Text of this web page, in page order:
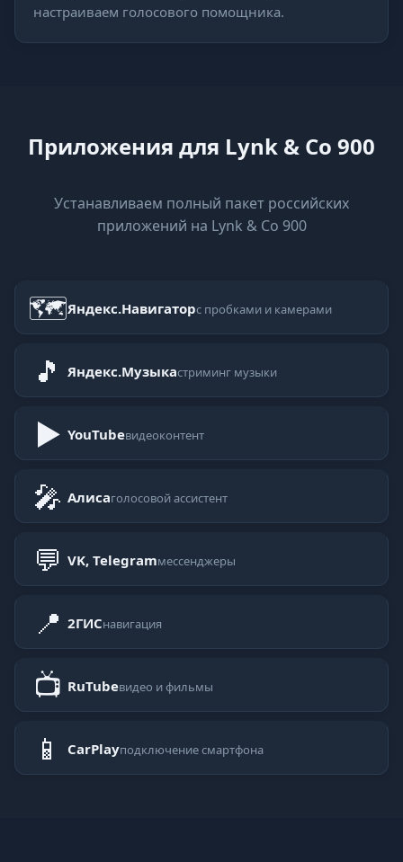
настраиваем голосового помощника.
Приложения для Lynk & Co 900
Устанавливаем полный пакет российских
приложений на Lynk & Co 900
🗺Яндекс.Навигаторс пробками и камерами
🎵 Яндекс.Музыкастриминг музыки
▶ YouTubeвидеоконтент
🎤 Алисаголосовой ассистент
💬 VK, Telegramмессенджеры
📍 2ГИСнавигация
📺 RuTubeвидео и фильмы
📱 CarPlayподключение смартфона